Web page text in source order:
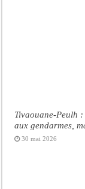
Tivaouane-Peulh
aux gendarmes,
30 mai 2026